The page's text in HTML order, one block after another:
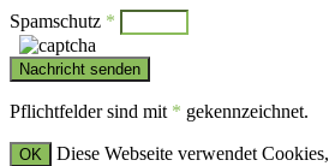
Spamschutz *
Pflichtfelder sind mit * gekennzeichnet.
OK
Diese Webseite verwendet